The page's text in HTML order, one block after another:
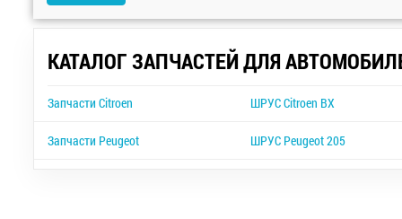
КАТАЛОГ ЗАПЧАСТЕЙ ДЛЯ
Запчасти Citroen ШРУС Citroen BX
Запчасти Peugeot ШРУС Peugeot 205